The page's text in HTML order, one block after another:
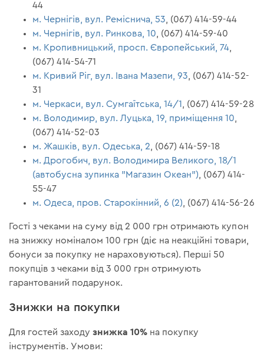
44
м. Чернігів, вул. Реміснича, 53, (067) 414-59-44
м. Чернігів, вул. Ринкова, 10, (067) 414-59-40
м. Кропивницький, просп. Європейський, 74,
(067) 414-54-71
м. Кривий Ріг, вул. Івана Мазепи, 93, (067) 414-52-
31
м. Черкаси, вул. Сумгаїтська, 14/1 , (067) 414-59-28
м. Володимир, вул. Луцька, 19, приміщення 10,
(067) 414-52-03
м. Жашків, вул. Одеська, 2, (067) 414-59-18
м. Дрогобич, вул. Володимира Великого, 18/1
(автобусна зупинка "Магазин Океан"), (067) 414-
55-47
м. Одеса, пров. Старокінний, 6 (2), (067) 414-56-26
Гості з чеками на суму від 2 000 грн отримають купон
на знижку номіналом 100 грн (діє на неакційні товари,
бонуси за покупку не нараховуються). Перші 50
покупців з чеками від 3 000 грн отримують
гарантований подарунок.
Знижки на покупки
Для гостей заходузнижка 10% на покупку
інструментів. Умови: